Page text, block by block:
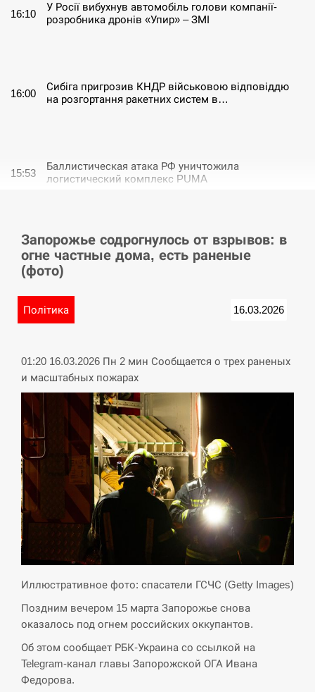
16:10
У Росії вибухнув автомобіль голови компанії-
розробника дронів «Упир» – ЗМІ
16:00
Сибіга пригрозив КНДР військовою відповіддю
на розгортання ракетних систем в…
15:53
Баллистическая атака РФ уничтожила
логистический комплекс PUMA
15:40
У Німеччині удар блискавки розділив навпіл
місто в Баварії
Пытки военнообязанного на Закарпатье:
СЕРПЕНЬ
15:10
Іспанія попросила партнерів не критикувати
Марокко через міграційну кризу –…
СЕРПЕНЬ
15:00
РФ провела новий раунд таємних зустрічей з
Європою щодо війни…
СЕРПЕНЬ
Экс-послу в США Стефанишиной вручили новое
СЕРПЕНЬ
14:40
У Росії розгортається ракетний підрозділ КНДР –
Запорожье содрогнулось от взрывов: в
огне частные дома, есть раненые
(фото)
Політика 16.03.2026
01:20 16.03.2026 Пн 2 мин Сообщается о трех раненых
и масштабных пожарах
Иллюстративное фото: спасатели ГСЧС (Getty Images)
Поздним вечером 15 марта Запорожье снова
оказалось под огнем российских оккупантов.
Об этом сообщает РБК-Украина со ссылкой на
Telegram-канал главы Запорожской ОГА Ивана
Федорова.